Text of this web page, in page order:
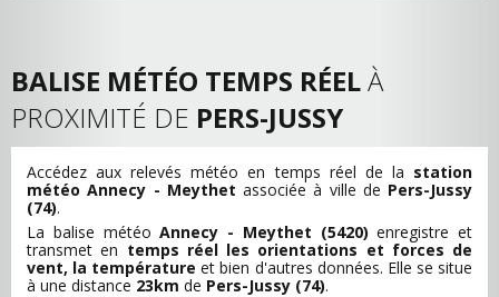
BALISE MÉTÉO TEMPS RÉELÀ
PROXIMITÉ DE PERS-JUSSY
Accédez aux relevés météo en temps réel de la station
météo Annecy - Meythet associée à ville de Pers-Jussy
(74).
La balise météoAnnecy - Meythet (5420)enregistre et
transmet en temps réel les orientations et forces de
vent, la température et bien d'autres données. Elle se situe
à une distance 23km de Pers-Jussy (74).